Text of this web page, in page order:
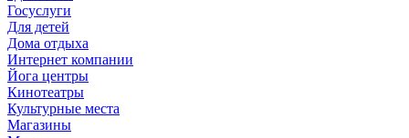
Госуслуги
Для детей
Дома отдыха
Интернет компании
Йога центры
Кинотеатры
Культурные места
Магазины